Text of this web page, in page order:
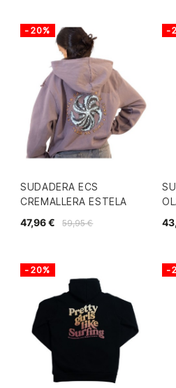
SUDADERA ECS
CREMALLERA ESTELA
59,95 €
47,96 €
-20% -
-20% -